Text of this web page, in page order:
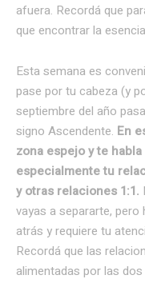
afuera. Recordá que
que encontrar la
Esta semana es
pase por tu cabeza (y
septiembre del año
signo Ascendente. En
zona espejo y te
especialmente tu
y otras relaciones 1:1.
vayas a separarte, pero
atrás y requiere tu
Recordá que las
alimentadas por las